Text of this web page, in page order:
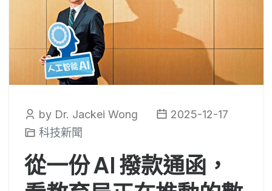
by Dr. Jackei Wong
2025-12-17
科技新聞
從一份 AI 撥款通函，